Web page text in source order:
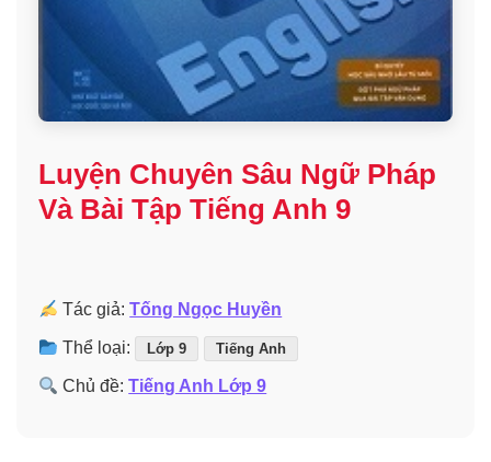
Luyện Chuyên Sâu Ngữ Pháp
Và Bài Tập Tiếng Anh 9
Tác giả:Tống Ngọc Huyền
Thể loại: Lớp 9 Tiếng Anh
Chủ đề:Tiếng Anh Lớp 9